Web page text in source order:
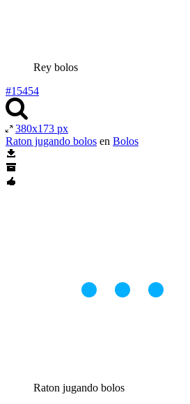
Rey bolos
#15454
380x173 px
Raton jugando bolos en Bolos
Raton jugando bolos